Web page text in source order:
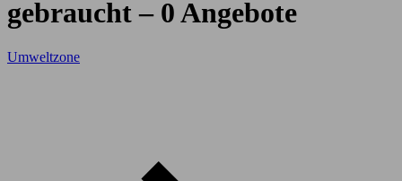
gebraucht – 0 Angebote
Umweltzone